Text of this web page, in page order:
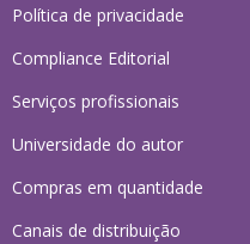
Política de privacidade
Compliance Editorial
Serviços profissionais
Universidade do autor
Compras em quantidade
Canais de distribuição